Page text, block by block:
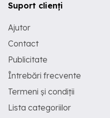
Suport clienți
Ajutor
Contact
Publicitate
Întrebări frecvente
Termeni și condiții
Lista categoriilor